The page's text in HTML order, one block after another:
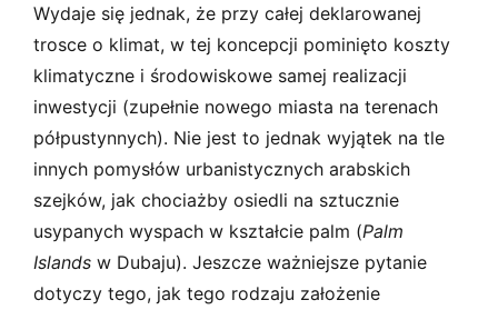
Wydaje się jednak, że przy całej deklarowanej
trosce o klimat, w tej koncepcji pominięto koszty
klimatyczne i środowiskowe samej realizacji
inwestycji (zupełnie nowego miasta na terenach
półpustynnych). Nie jest to jednak wyjątek na tle
innych pomysłów urbanistycznych arabskich
szejków, jak chociażby osiedli na sztucznie
usypanych wyspach w kształcie palm (Palm
Islands w Dubaju). Jeszcze ważniejsze pytanie
dotyczy tego, jak tego rodzaju założenie